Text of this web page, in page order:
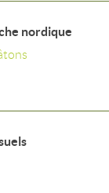
nordique